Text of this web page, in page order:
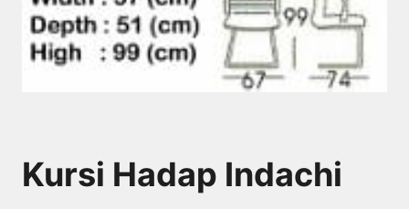
Kursi Hadap Indachi